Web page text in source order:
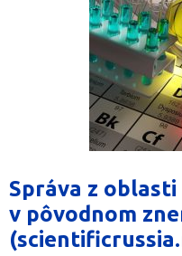
Správa z
v pôvodnom